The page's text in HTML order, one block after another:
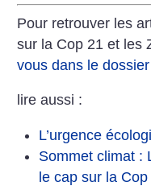
Pour retrouver les
sur la Cop 21 et les
vous dans le
lire aussi :
L’urgence
Sommet climat :
le cap sur la Cop